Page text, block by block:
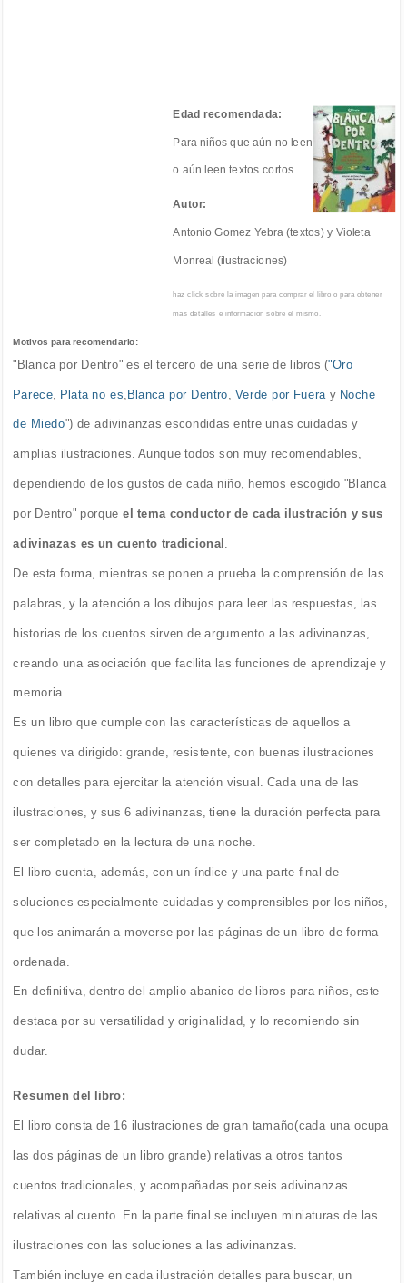
Edad recomendada:
Para niños que aún no leen
o aún leen textos cortos
Autor:
Antonio Gomez Yebra (textos) y Violeta
Monreal (ilustraciones)
haz click sobre la imagen para comprar el libro o para obtener
más detalles e información sobre el mismo.
Motivos para recomendarlo:
"Blanca por Dentro" es el tercero de una serie de libros ("Oro
Parece Plata no es Blanca por Dentro Verde por Fuera y Noche
de Miedo") de adivinanzas escondidas entre unas cuidadas y
amplias ilustraciones. Aunque todos son muy recomendables,
dependiendo de los gustos de cada niño, hemos escogido "Blanca
por Dentro" porqueel tema conductor de cada ilustración y sus
adivinazas es un cuento tradicional
De esta forma, mientras se ponen a prueba la comprensión de las
palabras, y la atención a los dibujos para leer las respuestas, las
historias de los cuentos sirven de argumento a las adivinanzas,
creando una asociación que facilita las funciones de aprendizaje y
memoria.
Es un libro que cumple con las características de aquellos a
quienes va dirigido: grande, resistente, con buenas ilustraciones
con detalles para ejercitar la atención visual. Cada una de las
ilustraciones, y sus 6 adivinanzas, tiene la duración perfecta para
ser completado en la lectura de una noche.
El libro cuenta, además, con un índice y una parte final de
soluciones especialmente cuidadas y comprensibles por los niños,
que los animarán a moverse por las páginas de un libro de forma
ordenada.
En definitiva, dentro del amplio abanico de libros para niños, este
destaca por su versatilidad y originalidad, y lo recomiendo sin
dudar.
Resumen del libro:
El libro consta de 16 ilustraciones de gran tamaño(cada una ocupa
las dos páginas de un libro grande) relativas a otros tantos
cuentos tradicionales, y acompañadas por seis adivinanzas
relativas al cuento. En la parte final se incluyen miniaturas de las
ilustraciones con las soluciones a las adivinanzas.
También incluye en cada ilustración detalles para buscar, un